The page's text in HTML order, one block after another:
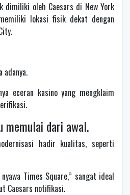
dimiliki oleh Caesars di New York
lokasi fisik dekat dengan
adanya.
eceran kasino yang mengklaim
memulai dari awal.
hadir kualitas, seperti
Times Square,” sangat ideal
Caesars notifikasi.